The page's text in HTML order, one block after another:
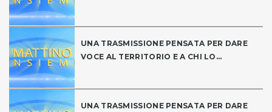
UNA TRASMISSIONE PENSATA PER DARE
VOCE AL TERRITORIO E A CHI LO...
UNA TRASMISSIONE PENSATA PER DARE